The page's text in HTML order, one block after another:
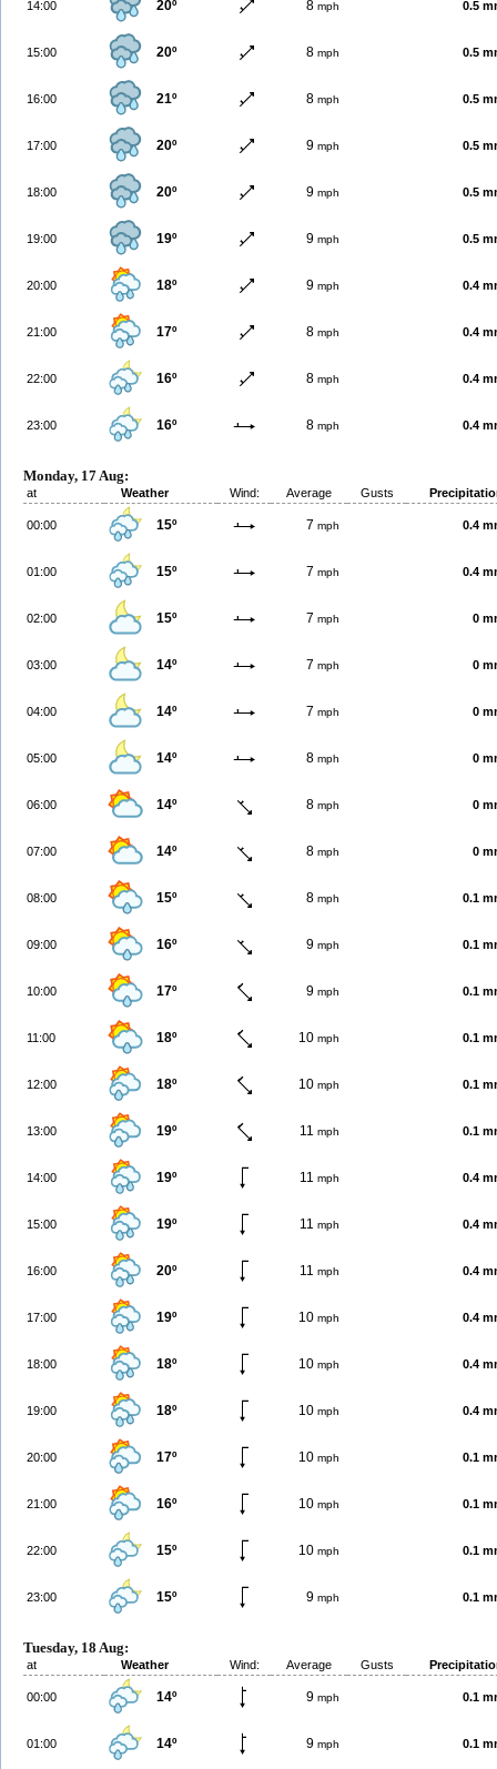
14:00 20º 8 mph 0.5
15:00 20º 8 mph 0.5
16:00 21º 8 mph 0.5
17:00 20º 9 mph 0.5
18:00 20º 9 mph 0.5
19:00 19º 9 mph 0.5
20:00 18º 9 mph 0.4
21:00 17º 8 mph 0.4
22:00 16º 8 mph 0.4
23:00 16º 8 mph 0.4
Monday, 17 Aug:
at Weather Wind: Average Gusts
00:00 15º 7 mph 0.4
01:00 15º 7 mph 0.4
02:00 15º 7 mph 0
03:00 14º 7 mph 0
04:00 14º 7 mph 0
05:00 14º 8 mph 0
06:00 14º 8 mph 0
07:00 14º 8 mph 0
08:00 15º 8 mph 0.1
09:00 16º 9 mph 0.1
10:00 17º 9 mph 0.1
11:00 18º 10 mph 0.1
12:00 18º 10 mph 0.1
13:00 19º 11 mph 0.1
14:00 19º 11 mph 0.4
15:00 19º 11 mph 0.4
16:00 20º 11 mph 0.4
17:00 19º 10 mph 0.4
18:00 18º 10 mph 0.4
19:00 18º 10 mph 0.4
20:00 17º 10 mph 0.1
21:00 16º 10 mph 0.1
22:00 15º 10 mph 0.1
23:00 15º 9 mph 0.1
Tuesday, 18 Aug:
at Weather Wind: Average Gusts
00:00 14º 9 mph 0.1
01:00 14º 9 mph 0.1